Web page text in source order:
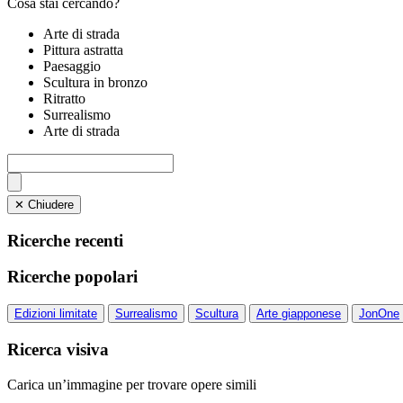
Cosa stai cercando?
Arte di strada
Pittura astratta
Paesaggio
Scultura in bronzo
Ritratto
Surrealismo
Arte di strada
✕ Chiudere
Ricerche recenti
Ricerche popolari
Edizioni limitate Surrealismo Scultura Arte giapponese JonOne
Ricerca visiva
Carica un’immagine per trovare opere simili